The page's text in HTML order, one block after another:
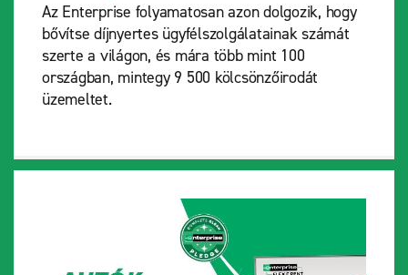
Az Enterprise folyamatosan azon dolgozik, hogy
bővítse díjnyertes ügyfélszolgálatainak számát
szerte a világon, és mára több mint 100
országban, mintegy 9 500 kölcsönzőirodát
üzemeltet.